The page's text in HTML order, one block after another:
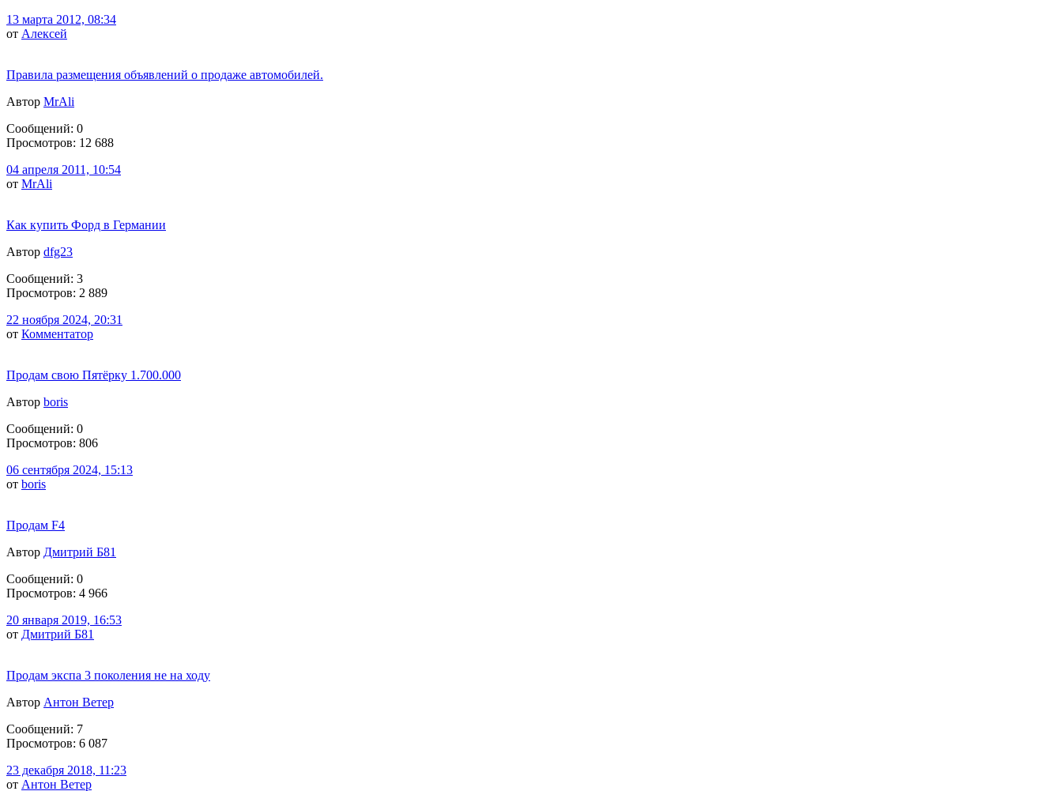
13 марта 2012, 08:34
от Алексей
Правила размещения объявлений о продаже автомобилей.
Автор MrAli
Сообщений: 0
Просмотров: 12 688
04 апреля 2011, 10:54
от MrAli
Как купить Форд в Германии
Автор dfg23
Сообщений: 3
Просмотров: 2 889
22 ноября 2024, 20:31
от Комментатор
Продам свою Пятёрку 1.700.000
Автор boris
Сообщений: 0
Просмотров: 806
06 сентября 2024, 15:13
от boris
Продам F4
Автор Дмитрий Б81
Сообщений: 0
Просмотров: 4 966
20 января 2019, 16:53
от Дмитрий Б81
Продам экспа 3 поколения не на ходу
Автор Антон Ветер
Сообщений: 7
Просмотров: 6 087
23 декабря 2018, 11:23
от Антон Ветер